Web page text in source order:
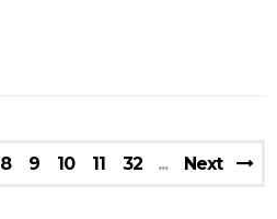
8 9 10 11 32 Next